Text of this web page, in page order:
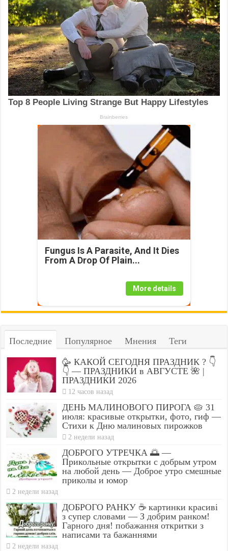
Fungus Is A Parasite, And It Dies
From A Drop Of Plain...
More details
Последние Популярное Мнения Теги
🥳 КАКОЙ СЕГОДНЯ ПРАЗДНИК ? 👇
👇 — ПРАЗДНИКИ в АВГУСТЕ 🌺 |
ПРАЗДНИКИ 2026
12 часов назад
ДЕНЬ МАЛИНОВОГО ПИРОГА 🥧 31
июля: красивые открытки, фото, гиф —
Стихи к Дню малиновых пирожков
2 недели назад
ДОБРОГО УТРЕЧКА 🌅 —
Прикольные открытки с добрым утром
на любой день — Доброе утро смешные
приколы и юмор
2 недели назад
ДОБРОГО РАНКУ ☕ картинки красиві
з супер словами — З добрим ранком!
Гарного дня! побажання откритки з
написами та бажаннями
2 недели назад